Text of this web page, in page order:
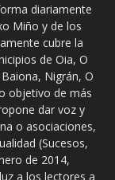
diariamente
Miño y de los
cubre la
de Oia, O
Nigrán, O
objetivo de más
dar voz y
o asociaciones,
(Sucesos,
de 2014,
a los lectores a